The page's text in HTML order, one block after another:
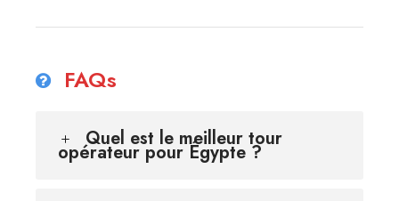
FAQs
Quel est le meilleur tour
opérateur pour Égypte ?